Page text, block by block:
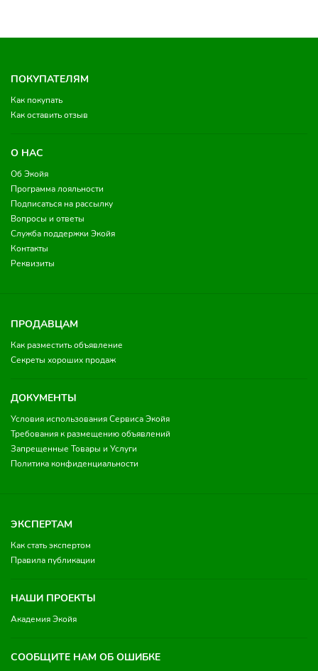
ПОКУПАТЕЛЯМ
Как покупать
Как оставить отзыв
О НАС
Об Экойя
Программа лояльности
Подписаться на рассылку
Вопросы и ответы
Служба поддержки Экойя
Контакты
Реквизиты
ПРОДАВЦАМ
Как разместить объявление
Секреты хороших продаж
ДОКУМЕНТЫ
Условия использования Сервиса Экойя
Требования к размещению объявлений
Запрещенные Товары и Услуги
Политика конфиденциальности
ЭКСПЕРТАМ
Как стать экспертом
Правила публикации
НАШИ ПРОЕКТЫ
Академия Экойя
СООБЩИТЕ НАМ ОБ ОШИБКЕ